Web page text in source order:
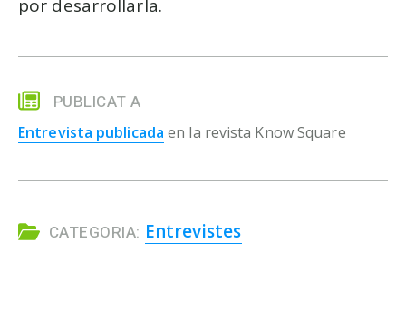
por desarrollarla.
PUBLICAT A
Entrevista publicada en la revista Know Square
CATEGORIA: Entrevistes